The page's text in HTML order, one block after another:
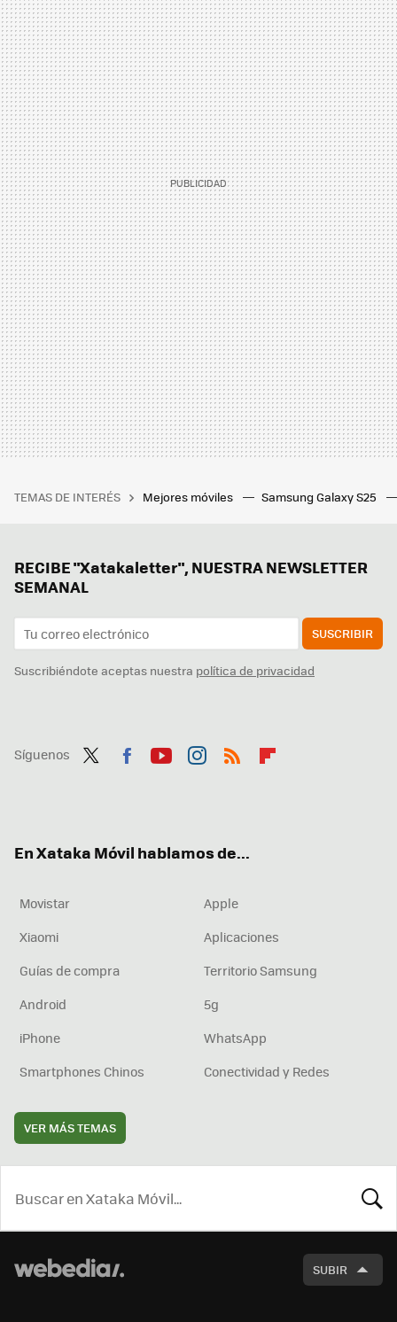
TEMAS DE INTERÉS Mejores móviles Samsung Galaxy S25
RECIBE "Xatakaletter", NUESTRA NEWSLETTER
SEMANAL
SUSCRIBIR
Suscribiéndote aceptas nuestra política de privacidad
Síguenos
En Xataka Móvil hablamos de...
Movistar
Apple
Xiaomi
Aplicaciones
Guías de compra
Territorio Samsung
Android
5g
iPhone
WhatsApp
Smartphones Chinos
Conectividad y Redes
VER MÁS TEMAS
SUBIR